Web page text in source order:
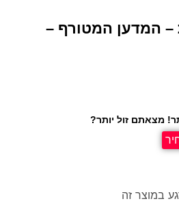
– המדען המטורף –
מצאתם זול יותר?
במוצר זה